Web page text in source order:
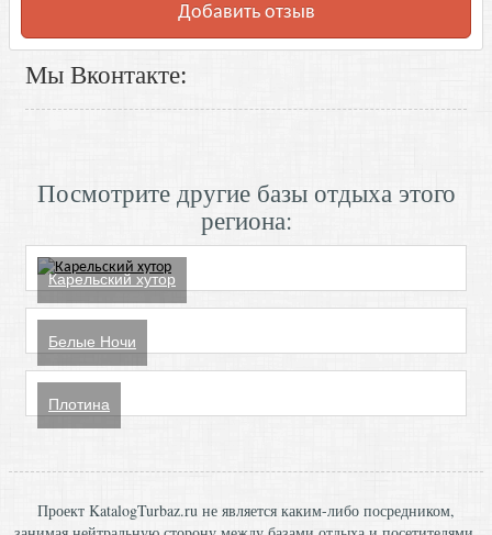
Добавить отзыв
Мы Вконтакте:
Посмотрите другие базы отдыха этого
региона:
Карельский хутор
Белые Ночи
Плотина
Проект KatalogTurbaz.ru не является каким-либо посредником,